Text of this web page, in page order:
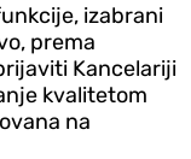
izabrani
prema
Kancelariji
kvalitetom
na